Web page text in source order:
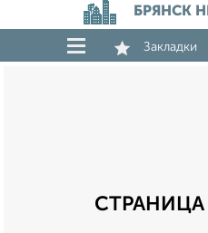
БРЯНСК
Закладки